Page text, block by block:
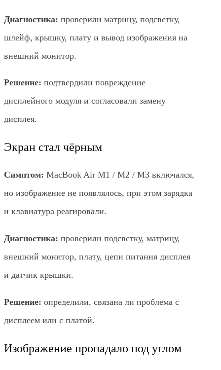
Диагностика: проверили матрицу, подсветку,
шлейф, крышку, плату и вывод изображения на
внешний монитор.
Решение: подтвердили повреждение
дисплейного модуля и согласовали замену
дисплея.
Экран стал чёрным
Симптом: MacBook Air M1 / M2 / M3 включался,
но изображение не появлялось, при этом зарядка
и клавиатура реагировали.
Диагностика: проверили подсветку, матрицу,
внешний монитор, плату, цепи питания дисплея
и датчик крышки.
Решение: определили, связана ли проблема с
дисплеем или с платой.
Изображение пропадало под углом